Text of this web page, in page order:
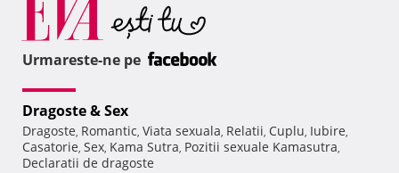
Urmareste-ne pe
Dragoste & Sex
Dragoste, Romantic, Viata sexuala, Relatii, Cuplu, Iubire,
Casatorie, Sex, Kama Sutra, Pozitii sexuale Kamasutra,
Declaratii de dragoste